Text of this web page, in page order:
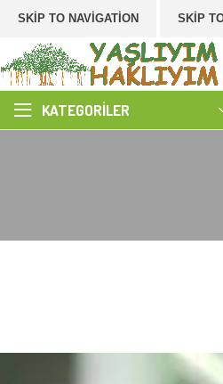
SKIP TO NAVIGATION SKIP
KATEGORILER